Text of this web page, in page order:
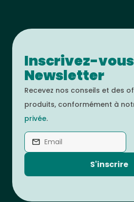
Inscrivez-
Newsletter
Recevez nos conseils et des
produits, conformément à
privée.
S'inscrire